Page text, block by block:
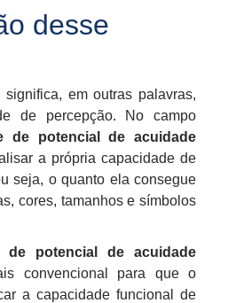
desse
significa, em outras palavras,
de percepção. No campo
de potencial de acuidade
a própria capacidade de
seja, o quanto ela consegue
cores, tamanhos e símbolos
de potencial de acuidade
convencional para que o
a capacidade funcional de